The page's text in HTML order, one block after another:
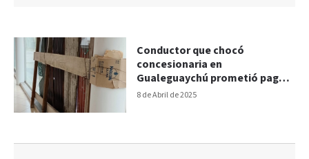
8 de Abril de 2025
Conductor que chocó
concesionaria en
Gualeguaychú prometió pagar
los daños